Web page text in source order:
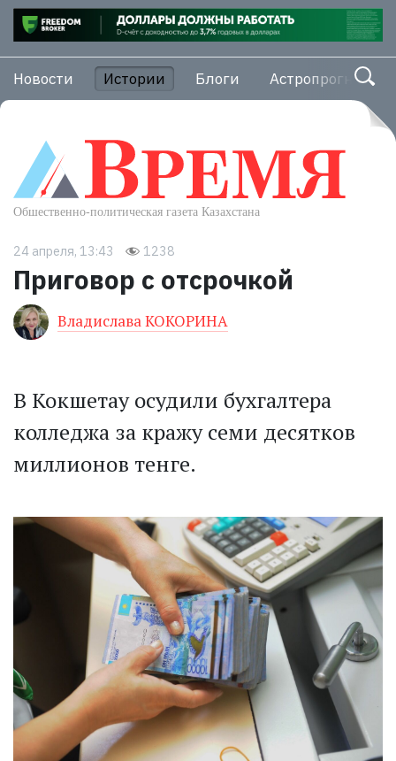
Новости Истории Блоги Астропрогноз
24 апреля, 13:43 1238
Приговор с отсрочкой
Владислава КОКОРИНА
В Кокшетау осудили бухгалтера
колледжа за кражу семи десятков
миллионов тенге.